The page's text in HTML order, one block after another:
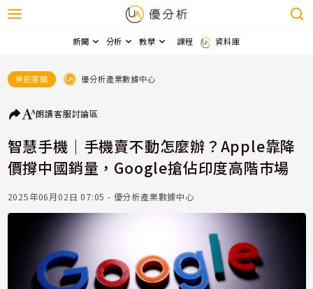
新聞 分析 教學 課程 資料庫
美股要聞 優分析產業數據中心
朗讀客服討論區
智慧手機｜手機賣不動怎麼辦？Apple靠降
價撐中國銷量，Google搶佔印度高階市場
2025年06月02日 07:05 - 優分析產業數據中心